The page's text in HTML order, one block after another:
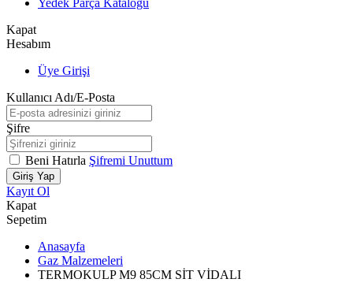
Yedek Parça Kataloğu
Kapat
Hesabım
Üye Girişi
Kullanıcı Adı/E-Posta
Şifre
Beni Hatırla Şifremi Unuttum
Giriş Yap
Kayıt Ol
Kapat
Sepetim
Anasayfa
Gaz Malzemeleri
TERMOKULP M9 85CM SİT VİDALI